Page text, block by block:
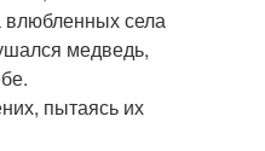
влюбленных села
медведь,
пытаясь их